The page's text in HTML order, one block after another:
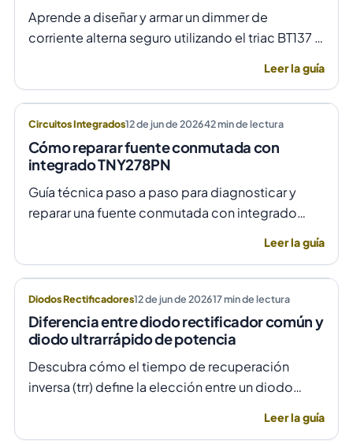
Aprende a diseñar y armar un dimmer de
corriente alterna seguro utilizando el triac BT137 y
Leer la guía
Circuitos Integrados12 de jun de 202642min de lectura
Cómo reparar fuente conmutada con
integrado TNY278PN
Guía técnica paso a paso para diagnosticar y
reparar una fuente conmutada con integrado
Leer la guía
Diodos Rectificadores12 de jun de 202617min de lectura
Diferencia entre diodo rectificador común y
diodo ultrarrápido de potencia
Descubra cómo el tiempo de recuperación
inversa (trr) define la elección entre un diodo
Leer la guía